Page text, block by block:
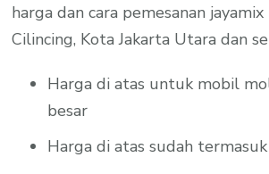
harga dan cara pemesanan
Cilincing, Kota Jakarta Utara dan
Harga di atas untuk mobil
besar
Harga di atas sudah